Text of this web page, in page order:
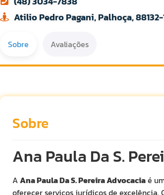
Atilio Pedro Pagani, Palhoça, 88132-
Sobre Avaliações
Sobre
Ana Paula Da S.
AAna Paula Da S. Pereira Advocaciaé
oferecer serviços jurídicos de excelência.